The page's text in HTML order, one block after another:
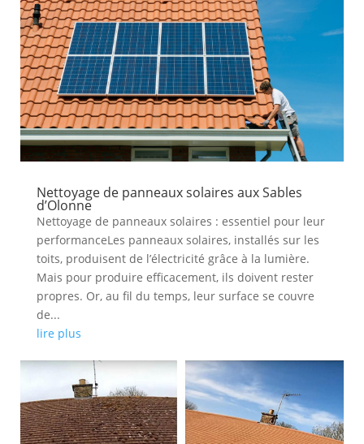
Nettoyage de panneaux solaires aux Sables
d’Olonne
Nettoyage de panneaux solaires : essentiel pour leur
performanceLes panneaux solaires, installés sur les
toits, produisent de l’électricité grâce à la lumière.
Mais pour produire efficacement, ils doivent rester
propres. Or, au fil du temps, leur surface se couvre
de...
lire plus